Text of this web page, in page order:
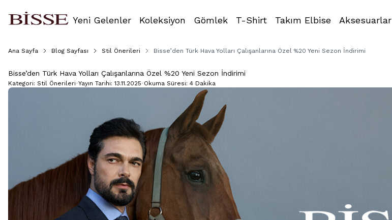
Yeni Gelenler Koleksiyon Gömlek T-Shirt Takım Elbise Aksesuarlar
Ana Sayfa Blog Sayfası Stil Önerileri Bisse’den Türk Hava Yolları Çalışanlarına Özel %20 Yeni Sezon İndirimi
Bisse’den Türk Hava Yolları Çalışanlarına Özel %20 Yeni Sezon İndirimi
Kategori: Stil Önerileri•Yayın Tarihi:13.11.2025•Okuma Süresi: 4 Dakika